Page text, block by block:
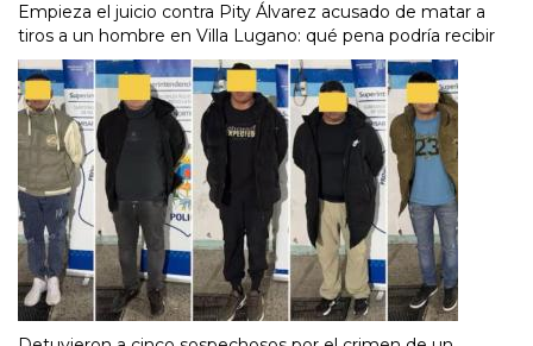
Empieza el juicio contra Pity Álvarez acusado de matar a
tiros a un hombre en Villa Lugano: qué pena podría recibir